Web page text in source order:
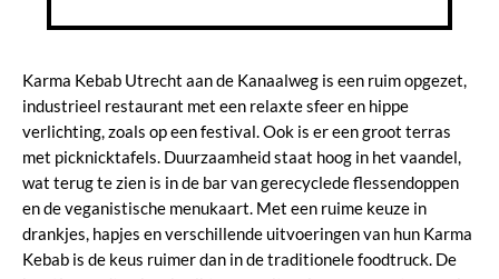
Karma Kebab Utrecht aan de Kanaalweg is een ruim opgezet,
industrieel restaurant met een relaxte sfeer en hippe
verlichting, zoals op een festival. Ook is er een groot terras
met picknicktafels. Duurzaamheid staat hoog in het vaandel,
wat terug te zien is in de bar van gerecyclede flessendoppen
en de veganistische menukaart. Met een ruime keuze in
drankjes, hapjes en verschillende uitvoeringen van hun Karma
Kebab is de keus ruimer dan in de traditionele foodtruck. De